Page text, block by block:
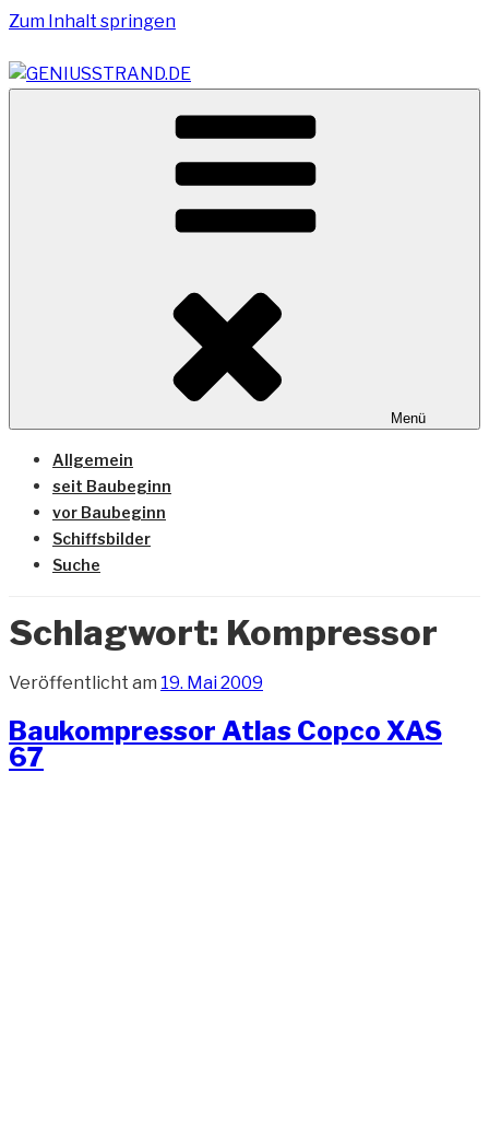
Zum Inhalt springen
GENIUSSTRAND.DE
Vom Geniusstrand zum JadeWeserPort/Container
Terminal Wilhelmshaven
Menü
Allgemein
seit Baubeginn
vor Baubeginn
Schiffsbilder
Suche
Schlagwort: Kompressor
Veröffentlicht am 19. Mai 2009
Baukompressor Atlas Copco XAS
67